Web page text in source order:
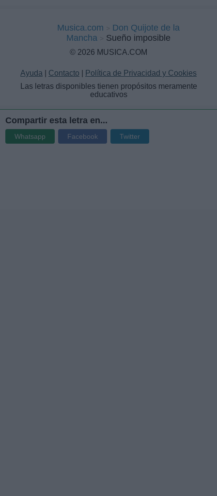
Musica.com
Don Quijote de la
Mancha
Sueño imposible
© 2026 MUSICA.COM
Ayuda Contacto
Política de Privacidad y Cookies
Las letras disponibles tienen propósitos meramente
educativos
Compartir esta letra en...
Whatsapp Facebook Twitter